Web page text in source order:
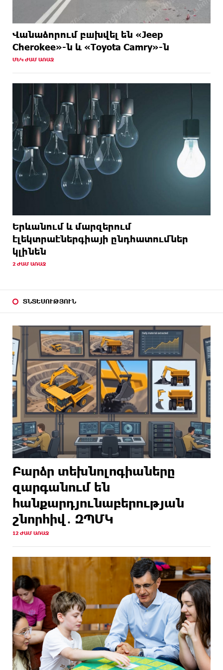
Վանաձորում բшխվել են «Jeep
Cherokee»-ն և «Toyota Camry»-ն
ՄԵԿ ԺԱՄ ԱՌԱՋ
Երևանում և մարզերում
էլեկտրաէներգիայի ընդհատումներ
կլինեն
2 ԺԱՄ ԱՌԱՋ
ՏՆՏԵՍՈՒԹՅՈՒՆ
Բարձր տեխնոլոգիաները
զարգանում են
հանքարդյունաբերության
շնորհիվ․ ԶՊՄԿ
12 ԺԱՄ ԱՌԱՋ